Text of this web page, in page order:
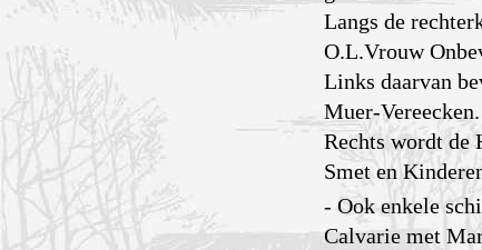
Langs de
O.L.Vrouw
Links daarvan
Muer-Vereecken.
Rechts wordt de
Smet en
- Ook enkele
Calvarie met